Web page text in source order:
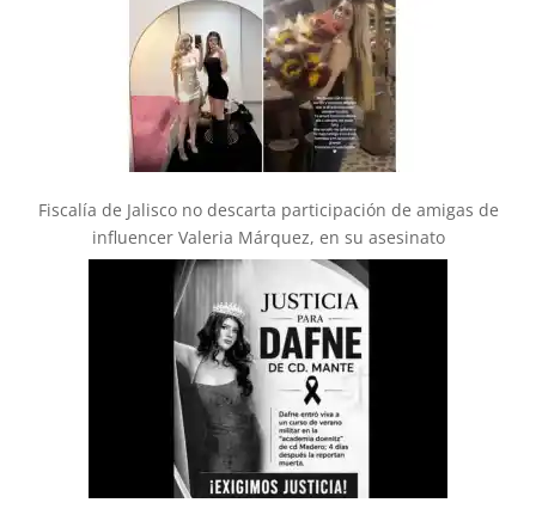
Fiscalía de Jalisco no descarta participación de amigas de
influencer Valeria Márquez, en su asesinato